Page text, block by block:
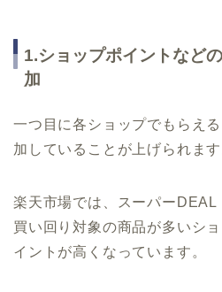
1.ショップポイントなど
加
一つ目に各ショップでもらえ
加していることが上げられます
楽天市場では、スーパーDEAL
買い回り対象の商品が多いシ
イントが高くなっています。